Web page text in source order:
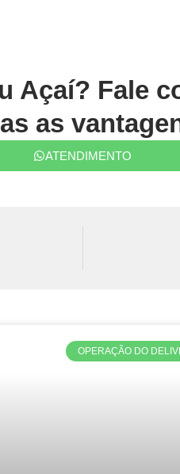
Açaí? Fale
as
ATENDIMENTO
OPERAÇÃO DO